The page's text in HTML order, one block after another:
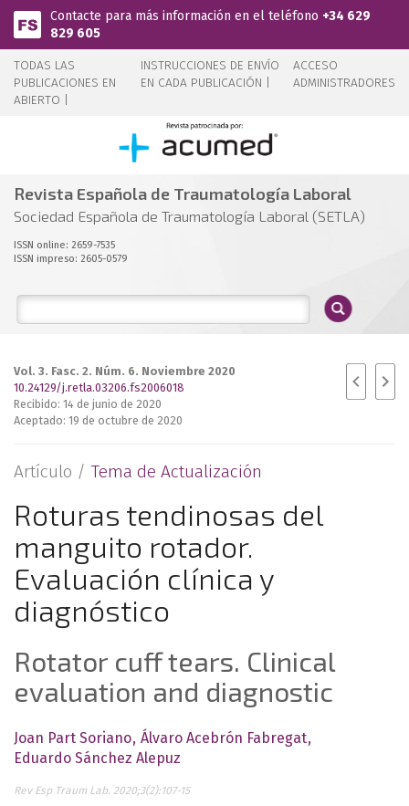
Pasar al contenido principal
Contacte para más información en el teléfono +34 629
829 605
TODAS LAS
PUBLICACIONES EN
ABIERTO |
INSTRUCCIONES DE ENVÍO
EN CADA PUBLICACIÓN |
ACCESO
ADMINISTRADORES
Revista Española de Traumatología Laboral
Sociedad Española de Traumatología Laboral (SETLA)
ISSN online: 2659-7535
ISSN impreso: 2605-0579
Vol. 3. Fasc. 2. Núm. 6. Noviembre 2020
10.24129/j.retla.03206.fs2006018
Recibido: 14 de junio de 2020
Aceptado: 19 de octubre de 2020
Artículo / Tema de Actualización
Roturas tendinosas del
manguito rotador.
Evaluación clínica y
diagnóstico
Rotator cuff tears. Clinical
evaluation and diagnostic
Joan Part Soriano Álvaro Acebrón Fabregat
Eduardo Sánchez Alepuz
Rev Esp Traum Lab. 2020;3(2):107-15